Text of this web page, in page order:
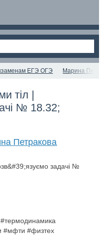
ЕГЭ ОГЭ Марина
тіл |
№ 18.32;
Петракова
#мфти #физтех